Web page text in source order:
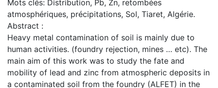
Mots clés: Distribution, Pb, Zn, retombées
atmosphériques, précipitations, Sol, Tiaret, Algérie.
Abstract :
Heavy metal contamination of soil is mainly due to
human activities. (foundry rejection, mines … etc). The
main aim of this work was to study the fate and
mobility of lead and zinc from atmospheric deposits in
a contaminated soil from the foundry (ALFET) in the